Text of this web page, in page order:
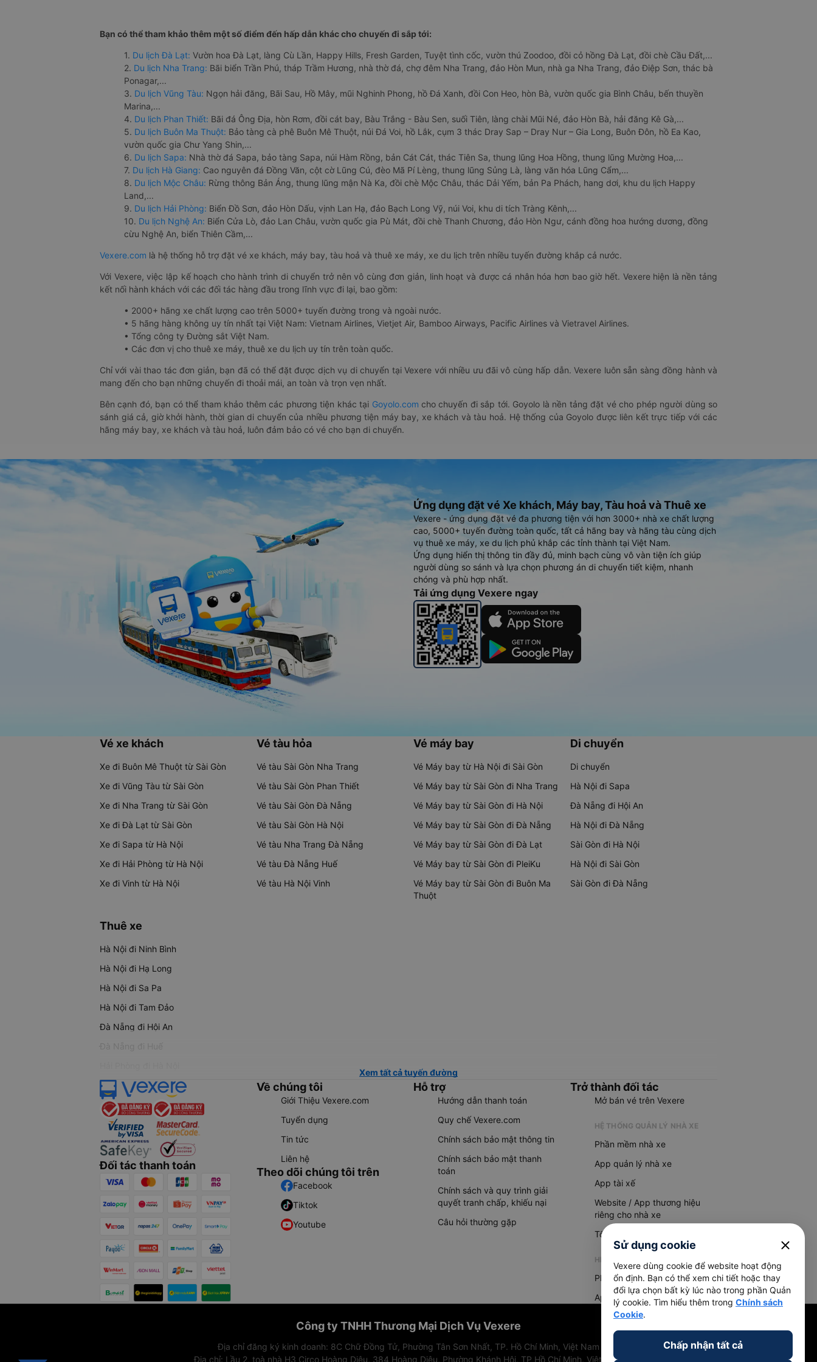
Bạn có thể tham khảo thêm một số điểm đến hấp dẫn khác cho chuyến đi sắp tới:
1. Du lịch Đà Lạt: Vườn hoa Đà Lạt, làng Cù Lần, Happy Hills, Fresh Garden, Tuyệt tình cốc, vườn thú Zoodoo, đồi cỏ hồng Đà Lạt, đồi chè Cầu Đất,...
2. Du lịch Nha Trang: Bãi biển Trần Phú, tháp Trầm Hương, nhà thờ đá, chợ đêm Nha Trang, đảo Hòn Mun, nhà ga Nha Trang, đảo Điệp Sơn, thác bà
Ponagar,...
3. Du lịch Vũng Tàu: Ngọn hải đăng, Bãi Sau, Hồ Mây, mũi Nghinh Phong, hồ Đá Xanh, đồi Con Heo, hòn Bà, vườn quốc gia Bình Châu, bến thuyền
Marina,...
4. Du lịch Phan Thiết: Bãi đá Ông Địa, hòn Rơm, đồi cát bay, Bàu Trắng - Bàu Sen, suối Tiên, làng chài Mũi Né, đảo Hòn Bà, hải đăng Kê Gà,...
5. Du lịch Buôn Ma Thuột: Bảo tàng cà phê Buôn Mê Thuột, núi Đá Voi, hồ Lắk, cụm 3 thác Dray Sap – Dray Nur – Gia Long, Buôn Đôn, hồ Ea Kao,
vườn quốc gia Chư Yang Shin,...
6. Du lịch Sapa: Nhà thờ đá Sapa, bảo tàng Sapa, núi Hàm Rồng, bản Cát Cát, thác Tiên Sa, thung lũng Hoa Hồng, thung lũng Mường Hoa,...
7. Du lịch Hà Giang: Cao nguyên đá Đồng Văn, cột cờ Lũng Cú, đèo Mã Pí Lèng, thung lũng Sủng Là, làng văn hóa Lũng Cẩm,...
8. Du lịch Mộc Châu: Rừng thông Bản Áng, thung lũng mận Nà Ka, đồi chè Mộc Châu, thác Dải Yếm, bản Pa Phách, hang dơi, khu du lịch Happy
Land,...
9. Du lịch Hải Phòng: Biển Đồ Sơn, đảo Hòn Dấu, vịnh Lan Hạ, đảo Bạch Long Vỹ, núi Voi, khu di tích Tràng Kênh,...
10. Du lịch Nghệ An: Biển Cửa Lò, đảo Lan Châu, vườn quốc gia Pù Mát, đồi chè Thanh Chương, đảo Hòn Ngư, cánh đồng hoa hướng dương, đồng
cừu Nghệ An, biển Thiên Cầm,...
Vexere.com là hệ thống hỗ trợ đặt vé xe khách, máy bay, tàu hoả và thuê xe máy, xe du lịch trên nhiều tuyến đường khắp cả nước.
Với Vexere, việc lập kế hoạch cho hành trình di chuyển trở nên vô cùng đơn giản, linh hoạt và được cá nhân hóa hơn bao giờ hết. Vexere hiện là nền tảng
kết nối hành khách với các đối tác hàng đầu trong lĩnh vực đi lại, bao gồm:
• 2000+ hãng xe chất lượng cao trên 5000+ tuyến đường trong và ngoài nước.
• 5 hãng hàng không uy tín nhất tại Việt Nam: Vietnam Airlines, Vietjet Air, Bamboo Airways, Pacific Airlines và Vietravel Airlines.
• Tổng công ty Đường sắt Việt Nam.
• Các đơn vị cho thuê xe máy, thuê xe du lịch uy tín trên toàn quốc.
Chỉ với vài thao tác đơn giản, bạn đã có thể đặt được dịch vụ di chuyển tại Vexere với nhiều ưu đãi vô cùng hấp dẫn. Vexere luôn sẵn sàng đồng hành và
mang đến cho bạn những chuyến đi thoải mái, an toàn và trọn vẹn nhất.
Bên cạnh đó, bạn có thể tham khảo thêm các phương tiện khác tại Goyolo.com cho chuyến đi sắp tới. Goyolo là nền tảng đặt vé cho phép người dùng so
sánh giá cả, giờ khởi hành, thời gian di chuyển của nhiều phương tiện máy bay, xe khách và tàu hoả. Hệ thống của Goyolo được liên kết trực tiếp với các
hãng máy bay, xe khách và tàu hoả, luôn đảm bảo có vé cho bạn di chuyển.
Ứng dụng đặt vé Xe khách, Máy bay, Tàu hoả và Thuê xe
Vexere - ứng dụng đặt vé đa phương tiện với hơn 3000+ nhà xe chất lượng
cao, 5000+ tuyến đường toàn quốc, tất cả hãng bay và hãng tàu cùng dịch
vụ thuê xe máy, xe du lịch phủ khắp các tỉnh thành tại Việt Nam.
Ứng dụng hiển thị thông tin đầy đủ, minh bạch cùng vô vàn tiện ích giúp
người dùng so sánh và lựa chọn phương án di chuyển tiết kiệm, nhanh
chóng và phù hợp nhất.
Tải ứng dụng Vexere ngay
Vé xe khách
Xe đi Buôn Mê Thuột từ Sài Gòn
Xe đi Vũng Tàu từ Sài Gòn
Xe đi Nha Trang từ Sài Gòn
Xe đi Đà Lạt từ Sài Gòn
Xe đi Sapa từ Hà Nội
Xe đi Hải Phòng từ Hà Nội
Xe đi Vinh từ Hà Nội
Vé tàu hỏa
Vé tàu Sài Gòn Nha Trang
Vé tàu Sài Gòn Phan Thiết
Vé tàu Sài Gòn Đà Nẵng
Vé tàu Sài Gòn Hà Nội
Vé tàu Nha Trang Đà Nẵng
Vé tàu Đà Nẵng Huế
Vé tàu Hà Nội Vinh
Vé máy bay
Vé Máy bay từ Hà Nội đi Sài Gòn
Vé Máy bay từ Sài Gòn đi Nha Trang
Vé Máy bay từ Sài Gòn đi Hà Nội
Vé Máy bay từ Sài Gòn đi Đà Nẵng
Vé Máy bay từ Sài Gòn đi Đà Lạt
Vé Máy bay từ Sài Gòn đi PleiKu
Vé Máy bay từ Sài Gòn đi Buôn Ma
Thuột
Di chuyển
Di chuyển
Hà Nội đi Sapa
Đà Nẵng đi Hội An
Hà Nội đi Đà Nẵng
Sài Gòn đi Hà Nội
Hà Nội đi Sài Gòn
Sài Gòn đi Đà Nẵng
Thuê xe
Hà Nội đi Ninh Bình
Hà Nội đi Hạ Long
Hà Nội đi Sa Pa
Hà Nội đi Tam Đảo
Đà Nẵng đi Hội An
Đà Nẵng đi Huế
Xem tất cả tuyến đường
Đối tác thanh toán
Về chúng tôi
Giới Thiệu Vexere.com
Tuyển dụng
Tin tức
Liên hệ
Theo dõi chúng tôi trên
Facebook
Tiktok
Youtube
Hỗ trợ
Hướng dẫn thanh toán
Quy chế Vexere.com
Chính sách bảo mật thông tin
Chính sách bảo mật thanh
toán
Chính sách và quy trình giải
quyết tranh chấp, khiếu nại
Câu hỏi thường gặp
Trở thành đối tác
Mở bán vé trên Vexere
HỆ THỐNG QUẢN LÝ NHÀ XE
Phần mềm nhà xe
App quản lý nhà xe
App tài xế
Website / App thương hiệu
riêng cho nhà xe
Tổng đài AI
HỆ THỐNG QUẢN LÝ HÀNG HOÁ
Phần mềm quản lý hàng hoá
App quản lý hàng hoá
Công ty TNHH Thương Mại Dịch Vụ Vexere
Địa chỉ đăng ký kinh doanh: 8C Chữ Đồng Tử, Phường Tân Sơn Nhất, TP. Hồ Chí Minh, Việt Nam
Địa chỉ: Lầu 2, toà nhà H3 Circo Hoàng Diệu, 384 Hoàng Diệu, Phường Khánh Hội, TP Hồ Chí Minh, Việt Nam
Sử dụng cookie close
Vexere dùng cookie để website hoạt động
ổn định. Bạn có thể xem chi tiết hoặc thay
đổi lựa chọn bất kỳ lúc nào trong phần Quản
lý cookie. Tìm hiểu thêm trong Chính sách
Cookie.
Chấp nhận tất cả